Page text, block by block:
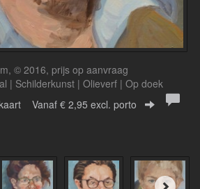
© 2016, prijs op aanvraag
| Schilderkunst | Olieverf | Op doek
Vanaf € 2,95 excl. porto